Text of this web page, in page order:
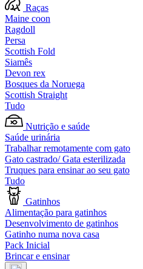
Raças
Maine coon
Ragdoll
Persa
Scottish Fold
Siamês
Devon rex
Bosques da Noruega
Scottish Straight
Tudo
Nutrição e saúde
Saúde urinária
Trabalhar remotamente com gato
Gato castrado/ Gata esterilizada
Truques para ensinar ao seu gato
Tudo
Gatinhos
Alimentação para gatinhos
Desenvolvimento de gatinhos
Gatinho numa nova casa
Pack Inicial
Brincar e ensinar